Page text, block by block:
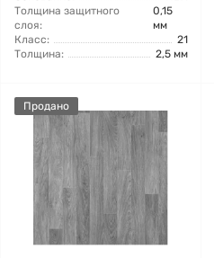
Толщина защитного
слоя:
0,15
мм
Класс:
21
Толщина:
2,5 мм
Продано